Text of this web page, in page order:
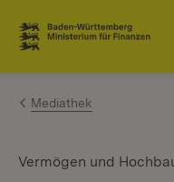
Zum Inhalt
Link zur Startseite
Mediathek
Vermögen und